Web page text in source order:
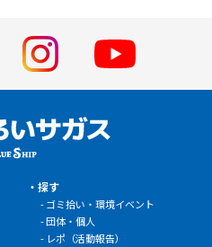
探す
ゴミ拾い・環境イベント
団体・個人
レポ（活動報告）